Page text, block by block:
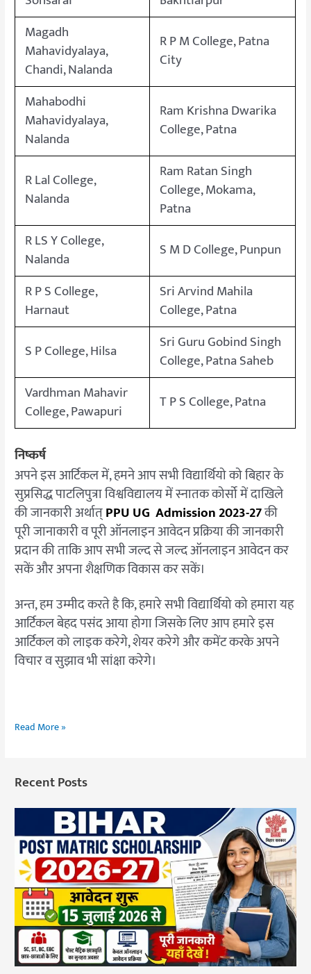
Magadh
Mahavidyalaya,
Chandi, Nalanda
R P M College, Patna
City
Mahabodhi
Mahavidyalaya,
Nalanda
Ram Krishna Dwarika
College, Patna
R Lal College,
Nalanda
Ram Ratan Singh
College, Mokama,
Patna
R LS Y College,
Nalanda
S M D College, Punpun
R P S College,
Harnaut
Sri Arvind Mahila
College, Patna
S P College, Hilsa
Sri Guru Gobind Singh
College, Patna Saheb
Vardhman Mahavir
College, Pawapuri
T P S College, Patna
निष्कर्ष
अपने इस आर्टिकल में, हमने आप सभी विद्यार्थियो को बिहार के
सुप्रसिद्ध पाटलिपुत्रा विश्वविद्यालय में स्नातक कोर्सो में दाखिले
की जानकारी अर्थात्PPU UG Admission 2023-27की
पूरी जानाकारी व पूरी ऑनलाइन आवेदन प्रक्रिया की जानकारी
प्रदान की ताकि आप सभी जल्द से जल्द ऑनलाइन आवेदन कर
सकें और अपना शैक्षणिक विकास कर सकें।
अन्त, हम उम्मीद करते है कि, हमारे सभी विद्यार्थियो को हमारा यह
आर्टिकल बेहद पसंद आया होगा जिसके लिए आप हमारे इस
आर्टिकल को लाइक करेगे, शेयर करेगे और कमेंट करके अपने
विचार व सुझाव भी सांक्षा करेगे।
Read More »
Recent Posts